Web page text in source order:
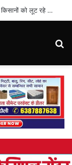
बंद कमरे से विज्ञप्ति जारी कर कोरमपूर्ति कर रहे डीएओ, किसानों को लूट रहे निजी दुकानदार